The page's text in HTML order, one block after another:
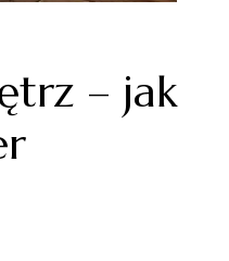
– jak